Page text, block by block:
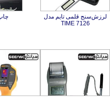
لرزش‌سنج قلمی تایم مدل
TIME 7126